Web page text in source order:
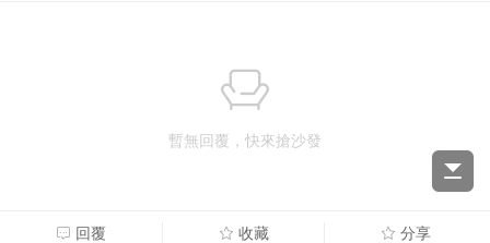
暫無回覆，快來搶沙發
回覆 收藏 分享